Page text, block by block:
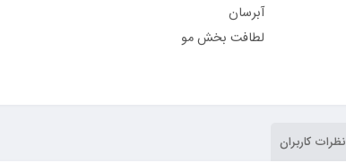
آبرسان
لطافت بخش مو
نظرات کاربران